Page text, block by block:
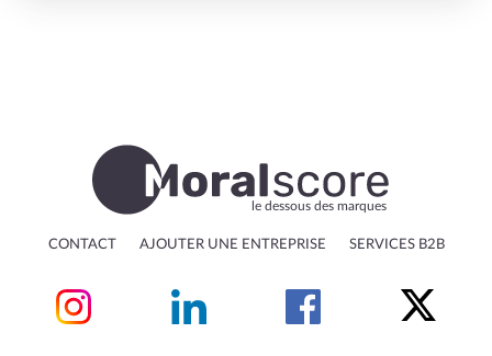
le dessous des marques
CONTACT AJOUTER UNE ENTREPRISE SERVICES B2B